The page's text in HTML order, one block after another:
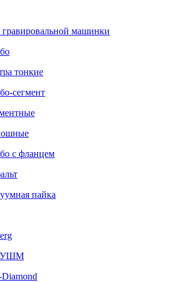
машинки
тонкие
сегмент
с фланцем
пайка
УШМ